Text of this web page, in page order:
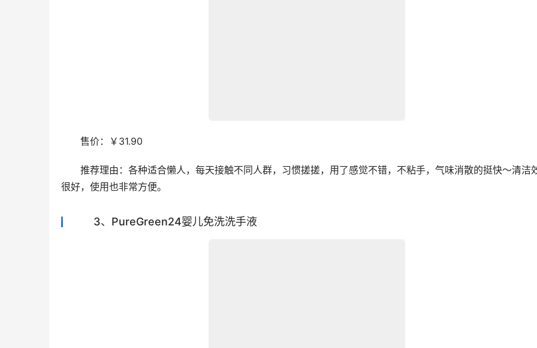
售价：￥31.90
推荐理由：各种适合懒人，每天接触不同人群，习惯搓搓，用了感觉不错，不粘手，气味消散的挺快～清洁
很好，使用也非常方便。
3、PureGreen24婴儿免洗洗手液